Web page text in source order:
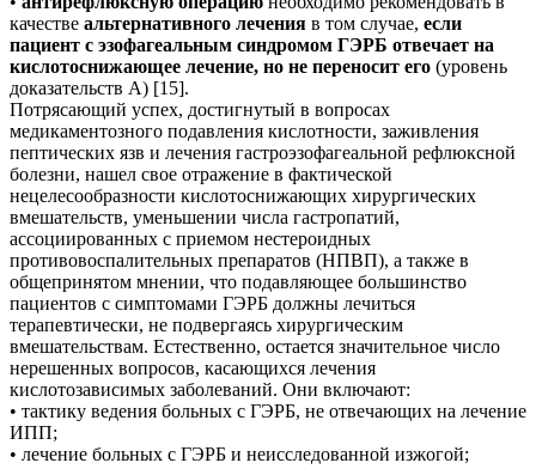
качестве альтернативного лечения в том случае, если
пациент с эзофагеальным синдромом ГЭРБ отвечает на
кислотоснижающее лечение, но не переносит его (уровень
доказательств А) [15].
Потрясающий успех, достигнутый в вопросах
медикаментозного подавления кислотности, заживления
пептических язв и лечения гастроэзофагеальной рефлюксной
болезни, нашел свое отражение в фактической
нецелесообразности кислотоснижающих хирургических
вмешательств, уменьшении числа гастропатий,
ассоциированных с приемом нестероидных
противовоспалительных препаратов (НПВП), а также в
общепринятом мнении, что подавляющее большинство
пациентов с симптомами ГЭРБ должны лечиться
терапевтически, не подвергаясь хирургическим
вмешательствам. Естественно, остается значительное число
нерешенных вопросов, касающихся лечения
кислотозависимых заболеваний. Они включают:
• тактику ведения больных с ГЭРБ, не отвечающих на лечение
ИПП;
• лечение больных с ГЭРБ и неисследованной изжогой;